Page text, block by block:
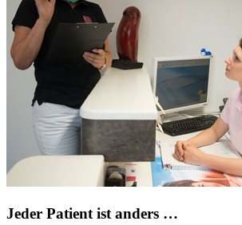
Jeder Patient ist anders …